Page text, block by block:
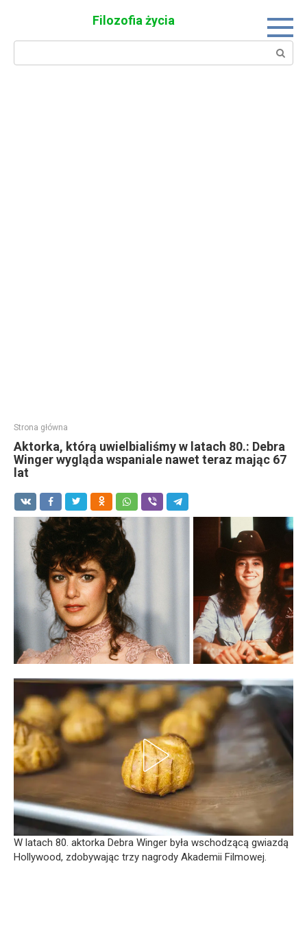
Filozofia życia
Search:
Strona główna
Aktorka, którą uwielbialiśmy w latach 80.: Debra
Winger wygląda wspaniale nawet teraz mając 67
lat
W latach 80. aktorka Debra Winger była wschodzącą gwiazdą
Hollywood, zdobywając trzy nagrody Akademii Filmowej.